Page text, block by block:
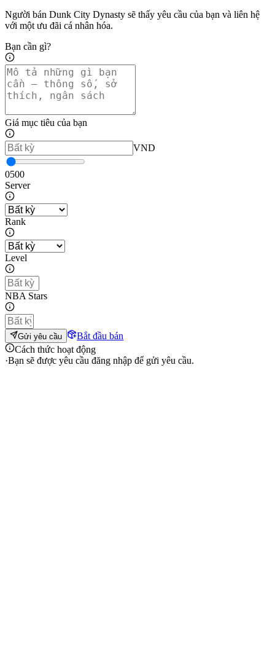
Người bán Dunk City Dynasty sẽ thấy yêu cầu của bạn và liên hệ
với một ưu đãi cá nhân hóa.
Bạn cần gì?
Giá mục tiêu của bạn
VND
0500
Server
Rank
Level
NBA Stars
Gửi yêu cầu
Bắt đầu bán
Cách thức hoạt động
·Bạn sẽ được yêu cầu đăng nhập để gửi yêu cầu.